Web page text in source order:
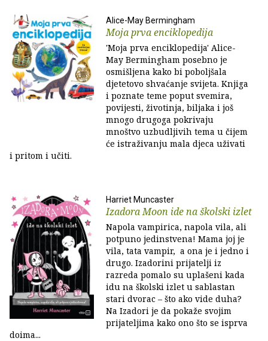
Alice-May Bermingham
Moja prva enciklopedija
'Moja prva enciklopedija' Alice-
May Bermingham posebno je
osmišljena kako bi poboljšala
djetetovo shvaćanje svijeta. Knjiga
i poznate teme poput svemira,
povijesti, životinja, biljaka i još
mnogo drugoga pokrivaju
mnoštvo uzbudljivih tema u čijem
će istraživanju mala djeca uživati
i pritom i učiti.
Harriet Muncaster
Izadora Moon ide na školski izlet
Napola vampirica, napola vila, ali
potpuno jedinstvena! Mama joj je
vila, tata vampir, a ona je i jedno i
drugo. Izadorini prijatelji iz
razreda pomalo su uplašeni kada
idu na školski izlet u sablastan
stari dvorac – što ako vide duha?
Na Izadori je da pokaže svojim
prijateljima kako ono što se isprva
doima...